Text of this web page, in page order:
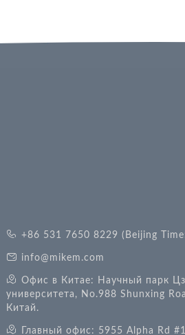
+86 531 7650 8229 (Beijing
info@mikem.com
Офис в Китае: Научный парк
университета, No.988 Shunxing
Китай.
Главный офис: 5955 Alpha Rd